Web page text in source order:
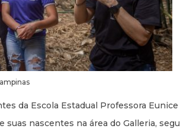
da Escola Estadual Professora
nascentes na área do Galleria,